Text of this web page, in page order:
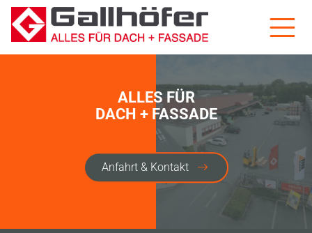
ALLES FÜR
DACH + FASSADE
Anfahrt & Kontakt